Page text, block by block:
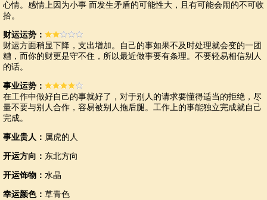
心情。感情上因为小事 而发生矛盾的可能性大，且有可能会闹的不可收
拾。
财运运势：
财运方面稍显下降，支出增加。自己的事如果不及时处理就会变的一团
糟，而你的财更是守不住，所以最近做事要有条理。不要轻易相信别人
的话。
事业运势：
在工作中做好自己的事就好了，对于别人的请求要懂得适当的拒绝，尽
量不要与别人合作，容易被别人拖后腿。工作上的事能独立完成就自己
完成。
事业贵人： 属虎的人
开运方向： 东北方向
开运饰物： 水晶
幸运颜色： 草青色